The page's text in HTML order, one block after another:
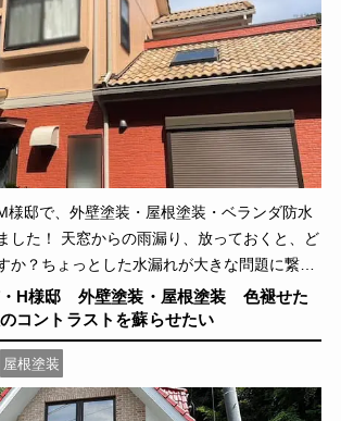
様邸で、外壁塗装・屋根塗装・ベランダ防水
した！ 天窓からの雨漏り、放っておくと、ど
か？ちょっとした水漏れが大きな問題に繋が
、そんな雨漏り修理をはじめ […]
・H様邸 外壁塗装・屋根塗装 色褪せた
コントラストを蘇らせたい
屋根塗装